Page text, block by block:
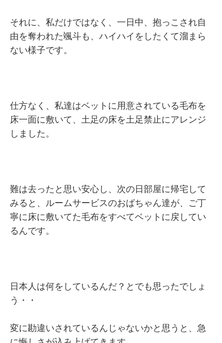
それに、私だけではなく、一日中、抱っこされ自
由を奪われた颯斗も、ハイハイをしたくて溜まら
ない様子です。
仕方なく、私達はベットに用意されている毛布を
床一面に敷いて、土足の床を土足禁止にアレンジ
しました。
難は去ったと思い安心し、次の日部屋に帰宅して
みると、ルームサービスのおばちゃん達が、ご丁
寧に床に敷いてた毛布をすべてベットに戻してい
るんです。
日本人は何をしているんだ？とでも思ったでしょ
う・・
変に勘違いされているんじゃないかと思うと、急